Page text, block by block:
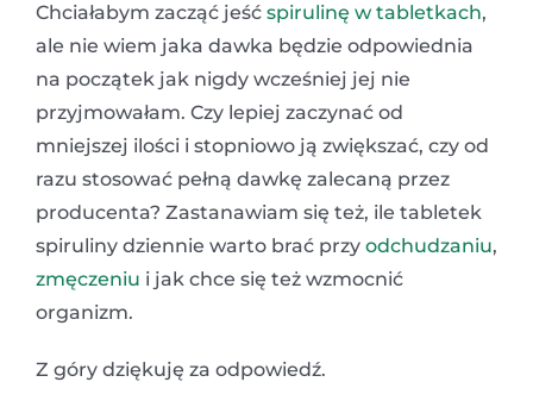
Chciałabym zacząć jeść spirulinę w tabletkach,
ale nie wiem jaka dawka będzie odpowiednia
na początek jak nigdy wcześniej jej nie
przyjmowałam. Czy lepiej zaczynać od
mniejszej ilości i stopniowo ją zwiększać, czy od
razu stosować pełną dawkę zalecaną przez
producenta? Zastanawiam się też, ile tabletek
spiruliny dziennie warto brać przy odchudzaniu,
zmęczeniu i jak chce się też wzmocnić
organizm.
Z góry dziękuję za odpowiedź.